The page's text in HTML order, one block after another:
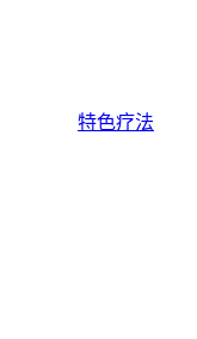
特色疗法